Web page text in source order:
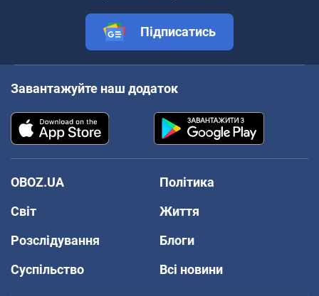
Підписатись
Завантажуйте наш додаток
OBOZ.UA
Політика
Світ
Життя
Розслідування
Блоги
Суспільство
Всі новини